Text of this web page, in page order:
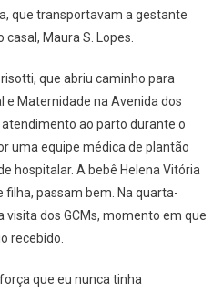
que transportavam a gestante
Maura S. Lopes.
que abriu caminho para
e Maternidade na Avenida dos
ao parto durante o
uma equipe médica de plantão
hospitalar. A bebê Helena Vitória
filha, passam bem. Na quarta-
dos GCMs, momento em que
recebido.
que eu nunca tinha